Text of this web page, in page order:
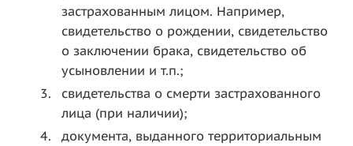
застрахованным лицом. Например,
свидетельство о рождении, свидетельство
о заключении брака, свидетельство об
усыновлении и т.п.;
свидетельства о смерти застрахованного
лица (при наличии);
документа, выданного территориальным